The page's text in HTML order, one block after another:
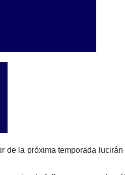
de la próxima temporada lucirán